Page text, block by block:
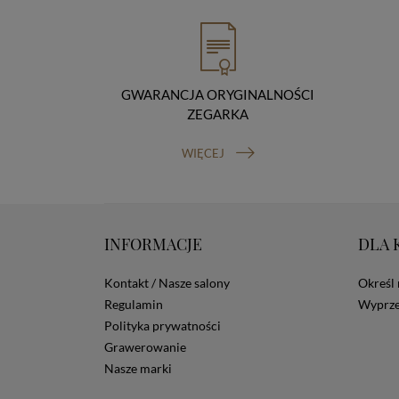
GWARANCJA ORYGINALNOŚCI
ZEGARKA
WIĘCEJ
INFORMACJE
Kontakt / Nasze salony
Regulamin
Polityka prywatności
Grawerowanie
Nasze marki
DLA
Określ